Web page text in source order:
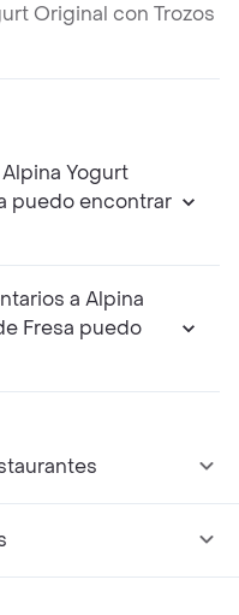
Original con Trozos
Yogurt
puedo encontrar
a Alpina
Fresa puedo